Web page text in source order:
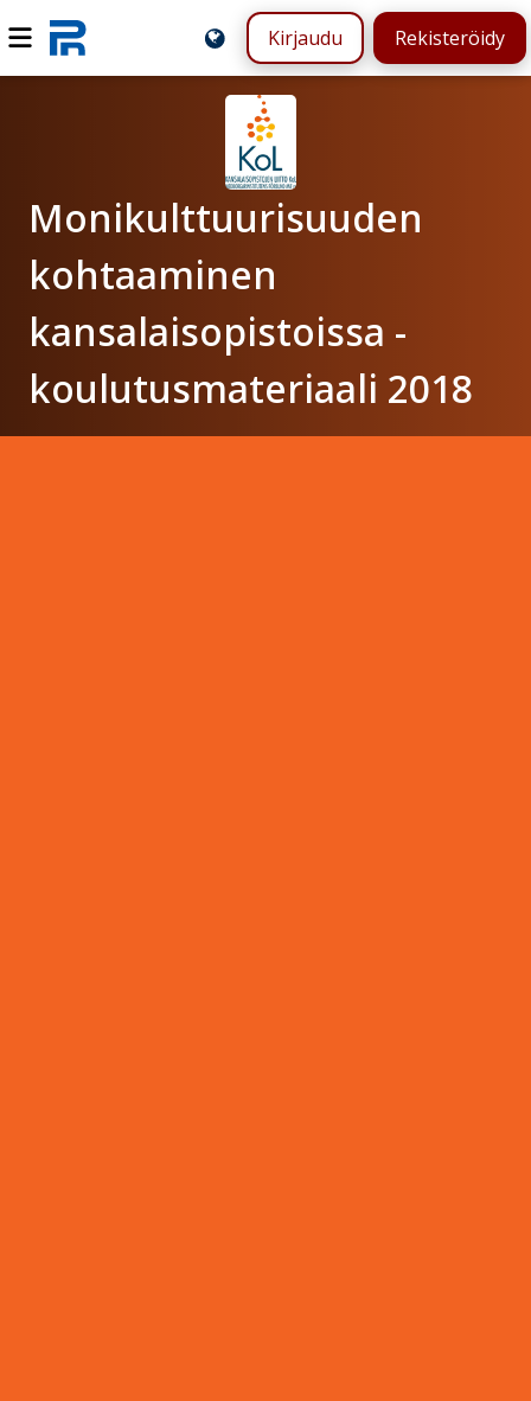
Kirjaudu Rekisteröidy
Monikulttuurisuuden
kohtaaminen
kansalaisopistoissa -
koulutusmateriaali 2018